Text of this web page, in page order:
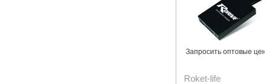
Запросить оптовые
Roket-life